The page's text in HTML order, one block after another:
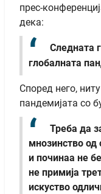
прес-
дека:
Следната
глобалната
Според него,
пандемијата со
Треба да
мнозинство од
и починаа не
не примија
искуство